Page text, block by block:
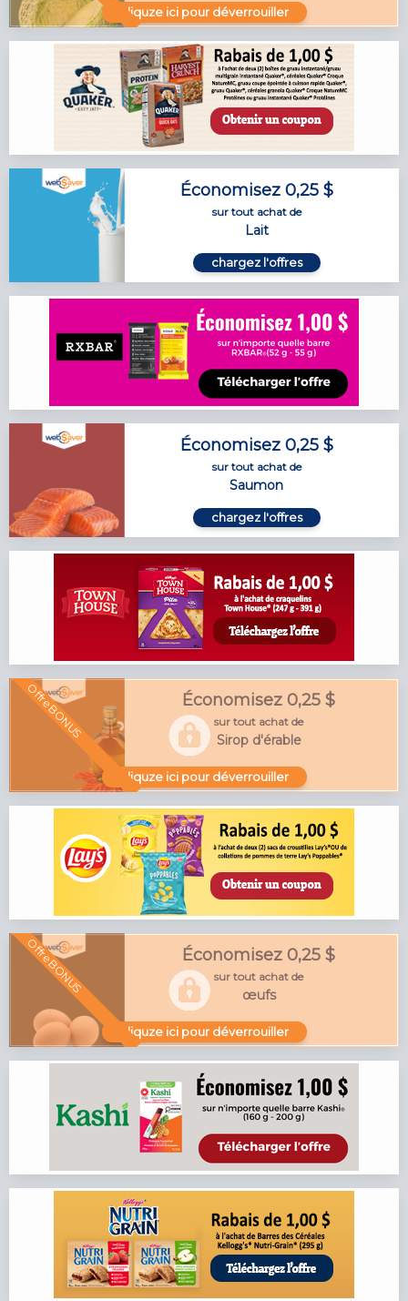
cliquze ici pour déverrouiller
Économisez 0,25 $
sur tout achat de
Lait
chargez l'offres
Économisez 0,25 $
sur tout achat de
Saumon
chargez l'offres
Économisez 0,25 $
sur tout achat de
Sirop d'érable
cliquze ici pour déverrouiller
Offre BONUS
Économisez 0,25 $
sur tout achat de
œufs
cliquze ici pour déverrouiller
Offre BONUS